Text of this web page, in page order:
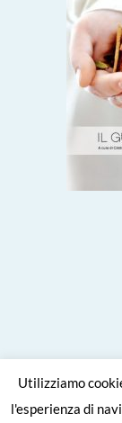
Utilizziamo
l'esperienza di